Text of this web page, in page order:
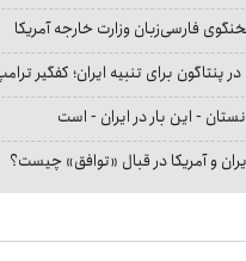
فارسی‌زبان وزارت خارجه آمریکا
پنتاگون برای تنبیه ایران؛ کفگیر
- این بار در ایران - است
و آمریکا در قبال «توافق» چیست؟